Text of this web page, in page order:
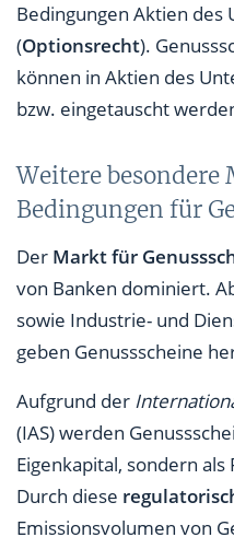
Bedingungen Aktien
(Optionsrecht).
können in Aktien des
bzw. eingetauscht
Weitere besondere
Bedingungen für
Der Markt für
von Banken dominiert.
sowie Industrie- und
geben Genussscheine
Aufgrund der
(IAS) werden
Eigenkapital, sondern
Durch diese
Emissionsvolumen von